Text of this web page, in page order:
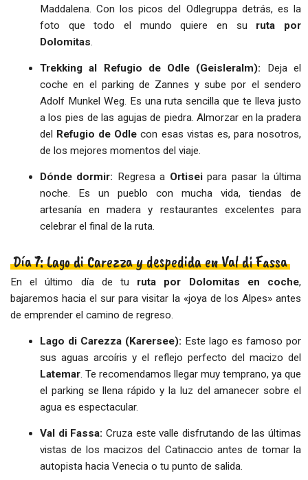
Maddalena. Con los picos del Odlegruppa detrás, es la
foto que todo el mundo quiere en su ruta por
Dolomitas.
Trekking al Refugio de Odle (Geisleralm): Deja el
coche en el parking de Zannes y sube por el sendero
Adolf Munkel Weg. Es una ruta sencilla que te lleva justo
a los pies de las agujas de piedra. Almorzar en la pradera
del Refugio de Odle con esas vistas es, para nosotros,
de los mejores momentos del viaje.
Dónde dormir: Regresa a Ortiseipara pasar la última
noche. Es un pueblo con mucha vida, tiendas de
artesanía en madera y restaurantes excelentes para
celebrar el final de la ruta.
Día 7: Lago di Carezza y despedida en Val di Fassa
En el último día de tu ruta por Dolomitas en coche,
bajaremos hacia el sur para visitar la «joya de los Alpes» antes
de emprender el camino de regreso.
Lago di Carezza (Karersee): Este lago es famoso por
sus aguas arcoíris y el reflejo perfecto del macizo del
Latemar. Te recomendamos llegar muy temprano, ya que
el parking se llena rápido y la luz del amanecer sobre el
agua es espectacular.
Val di Fassa: Cruza este valle disfrutando de las últimas
vistas de los macizos del Catinaccio antes de tomar la
autopista hacia Venecia o tu punto de salida.